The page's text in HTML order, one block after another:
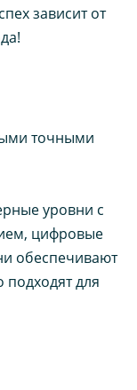
зависит от
точными
уровни с
цифровые
обеспечивают
для